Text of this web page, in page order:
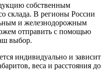
собственным
склада. В регионы России
и железнодорожным
отправить с помощью
выбор.
индивидуально и зависит
веса и расстояния до